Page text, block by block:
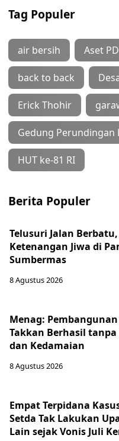
Tag Populer
air bersih Aset
back to back
Erick Thohir
Gedung Perundingan
HUT ke-81 RI
Berita Populer
Telusuri Jalan
Ketenangan Jiwa di
Sumbermas
8 Agustus 2026
Menag:
Takkan Berhasil
dan Kedamaian
8 Agustus 2026
Empat Terpidana
Setda Tak Lakukan
Lain sejak Vonis Juli